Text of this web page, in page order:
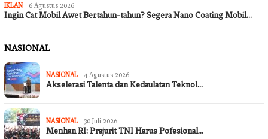
IKLAN 6 Agustus 2026
Ingin Cat Mobil Awet Bertahun-tahun? Segera Nano Coating Mobil…
NASIONAL
NASIONAL 4 Agustus 2026
Akselerasi Talenta dan Kedaulatan Teknol…
NASIONAL 30 Juli 2026
Menhan RI: Prajurit TNI Harus Pofesional…